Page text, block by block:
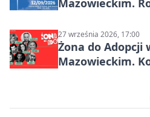
Mazowieckim.
27 września 2026, 17:00
Żona do Adopcji
Mazowieckim.